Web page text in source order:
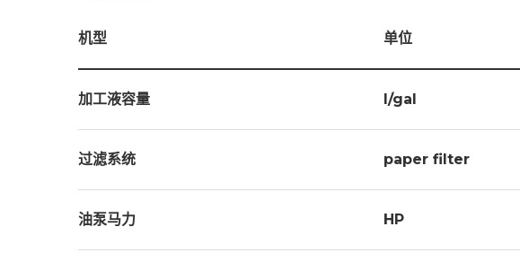
机型 单位
加工液容量 l/gal
过滤系统 paper filter
油泵马力 HP